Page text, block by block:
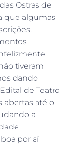
Ostras de
que algumas
tiveram
dando
de Teatro
abertas até o
a
por aí